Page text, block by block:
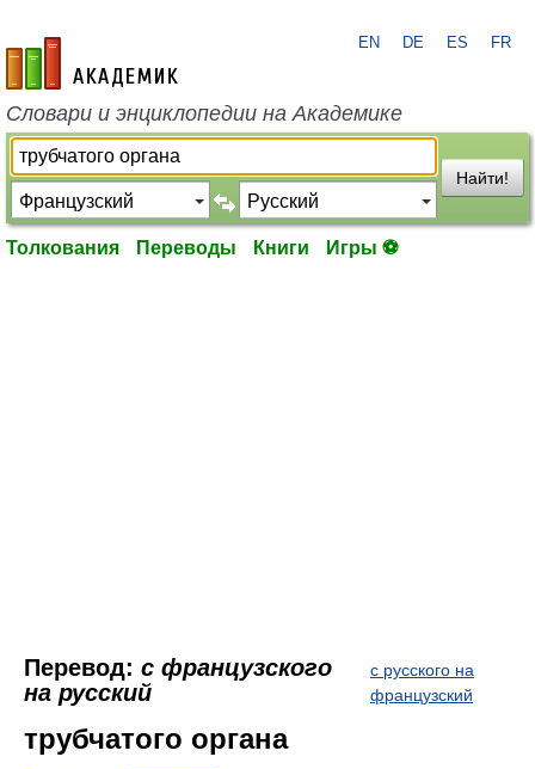
academic.ru
EN DE ES FR
Словари и энциклопедии на Академике
Найти!
Толкования Переводы Книги Игры ⚽
Перевод: с французского
на русский
с русского на
французский
трубчатого органа